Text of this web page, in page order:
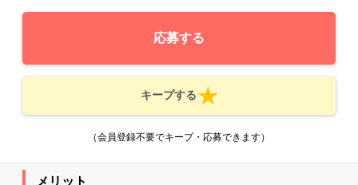
応募する
キープする
（会員登録不要でキープ・応募できます）
メリット